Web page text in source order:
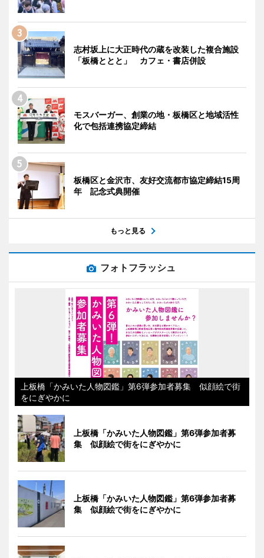
志村坂上に大正時代の蔵を改装した複合施設
「板橋ととと」 カフェ・書店併設
モスバーガー、創業の地・板橋区と地域活性
化で包括連携協定締結
板橋区と金沢市、友好交流都市協定締結15周
年 記念式典開催
もっと見る
フォトフラッシュ
上板橋「かみいた人物図鑑」第6弾参加者募集 似顔絵で街
をにぎやかに
上板橋「かみいた人物図鑑」第6弾参加者募
集 似顔絵で街をにぎやかに
上板橋「かみいた人物図鑑」第6弾参加者募
集 似顔絵で街をにぎやかに